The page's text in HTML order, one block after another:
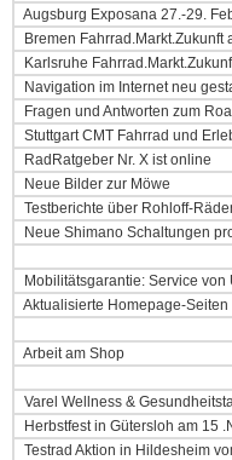
Augsburg Exposana 27.-29.
Bremen Fahrrad.Markt.Zukunft
Karlsruhe
Navigation im Internet neu
Fragen und Antworten zum
Stuttgart CMT Fahrrad und
RadRatgeber Nr. X ist online
Neue Bilder zur Möwe
Testberichte über Rohloff-
Neue Shimano Schaltungen
Mobilitätsgarantie: Service von
Aktualisierte Homepage-Seiten
Arbeit am Shop
Varel Wellness &
Herbstfest in Gütersloh am 15
Testrad Aktion in Hildesheim